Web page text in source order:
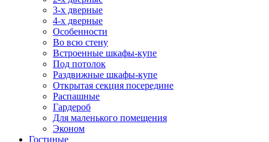
3-х дверные
4-х дверные
Особенности
Во всю стену
Встроенные шкафы-купе
Под потолок
Раздвижные шкафы-купе
Открытая секция посередине
Распашные
Гардероб
Для маленького помещения
Эконом
Гостиные